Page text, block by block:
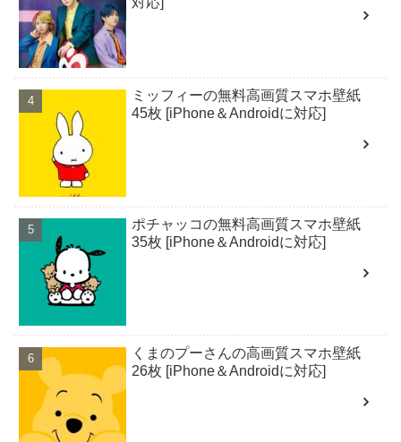
ミッフィーの無料高画質スマホ壁紙
45枚 [iPhone＆Androidに対応]
ポチャッコの無料高画質スマホ壁紙
35枚 [iPhone＆Androidに対応]
くまのプーさんの高画質スマホ壁紙
26枚 [iPhone＆Androidに対応]